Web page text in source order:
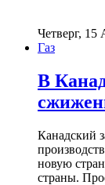
Четверг, 15
Газ
В
Канадский
новую
страны.